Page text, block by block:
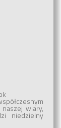
wiary,
niedzielny